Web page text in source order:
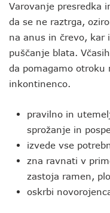
Varovanje presredka
da se ne raztrga,
na anus in črevo, kar
puščanje blata.
da pomagamo otroku
inkontinenco.
pravilno in
sprožanje in
izvede vse
zna ravnati v
zastoja ramen,
oskrbi